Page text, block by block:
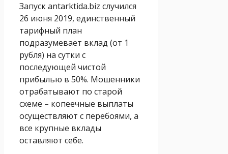
Запуск antarktida.biz случился
26 июня 2019, единственный
тарифный план
подразумевает вклад (от 1
рубля) на сутки с
последующей чистой
прибылью в 50%. Мошенники
отрабатывают по старой
схеме – копеечные выплаты
осуществляют с перебоями, а
все крупные вклады
оставляют себе.